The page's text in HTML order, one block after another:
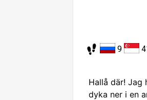
9
Hallå där! Jag
dyka ner i en